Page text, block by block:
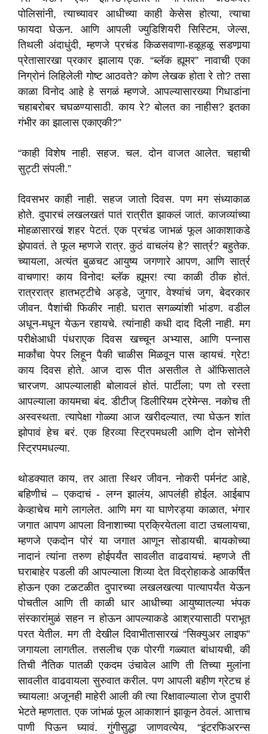
पोलिसांनी, त्याच्यावर आधीच्या काही केसेस होत्या, त्याचा
फायदा घेऊन. आणि आपली ज्युडिशियरी सिस्टिम, जेल्स,
तिथली अंदाधुंदी, म्हणजे प्रचंड किळसवाणा-हळूहळू सडणार्‍या
प्रेतासारखा प्रकार झालाय एक. “ब्लॅक ह्यूमर” नावाची एका
निग्रोनं लिहिलेली गोष्ट आठवते? कोण लेखक होता रे तो? तसा
काळा विनोद आहे हे सगळं म्हणजे. आपल्यासारख्या गिधाडांना
चहाबरोबर चघळण्यासाठी. काय रे? बोलत का नाहीस? इतका
गंभीर का झालास एकाएकी?”
“काही विशेष नाही. सहज. चल. दोन वाजत आलेत. चहाची
सुट्टी संपली.”
दिवसभर काही नाही. सहज जातो दिवस. पण मग संध्याकाळ
होते. दुपारचं लखलखतं पातं रात्रीत झाकलं जातं. काजव्यांच्या
मोहळासारखं शहर पेटतं. एक प्रचंड जाभळं फूल आकाशाकडे
झेपावतं. ते फूल म्हणजे रात्र. कुठं वाचलंय हे? सार्त्र? बहुतेक.
च्यायला, अत्यंत बुळचट आयुष्य जगणारे आपण, आणि सार्त्र
वाचणार! काय विनोद! ब्लॅक ह्यूमर! त्या काळी ठीक होतं.
रात्ररात्र हातभट्टीचे अड्डे, जुगार, वेश्यांचं जग, बेदरकार
जीवन. पैशांची फिकीर नाही. घरात सगळ्यांशी भांडण. वडील
अधून-मधून येऊन रहायचे. त्यांनाही कधी दाद दिली नाही. मग
परीक्षेआधी पंधराएक दिवस खच्चून अभ्यास, आणि पन्नास
मार्कांचा पेपर लिहून पैकी चाळीस मिळवून पास व्हायचं. ग्रेट!
काय दिवस होते. आज दारू पीत असतील ते ऑफिसातले
चारजण. आपल्यालाही बोलावलं होतं. पार्टीला; पण तो रस्ता
आपल्याला कायमचा बंद. डीटीज् डिलीरियम ट्रेमेन्स. नकोच ती
अस्वस्थता. त्यापेक्षा गोळ्या आज खरीदल्यात, त्या घेऊन शांत
झोपावं हेच बरं. एक हिरव्या स्ट्रिपमधली आणि दोन सोनेरी
स्ट्रिपमधल्या.
थोडक्यात काय, तर आता स्थिर जीवन. नोकरी पर्मनंट आहे,
बहिणीचं – एकदाचं - लग्न झालंय, आपलंही होईल. आईबाप
केव्हाचेच मागे लागलेत. आणि मग या घाणेरड्या काळात, भंगार
जगात आपण आपला विनाशाच्या प्रक्रियेतला वाटा उचलायचा,
म्हणजे एकदोन पोरं या जगात आणून सोडायची. बायकोच्या
नादानं त्यांना तरुण होईपर्यंत सावलीत वाढवायचं. म्हणजे ती
घराबाहेर पडली की आपल्याला शिव्या देत विद्रोहाकडे आकर्षित
होऊन एका टळटळीत दुपारच्या लखलखत्या पात्यापर्यंत येऊन
पोचतील आणि ती काळी धार आधीच्या आयुष्यातल्या भंपक
संस्कारांमुळं सहन न होऊन आपल्याकडे आश्रयासाठी पराभूत
परत येतील. मग ती देखील दिवाभीतासारखं “सिक्युअर लाइफ”
जगायला लागतील. तसलीच एक पोरगी गळ्यात बांधायची, की
तिची नैतिक पातळी एकदम उंचावेल आणि ती तिच्या मुलांना
सावलीत वाढवायला सुरुवात करील. पण आपली बहीण ग्रेटच हं
च्यायला! अजूनही माहेरी आली की त्या रिक्षावाल्याला रोज दुपारी
भेटते म्हणतात. एक जांभळं फूल आकाशानं झाकून ठेवलं. आत्ताच
पाणी पिऊन घ्यावं. गुंगीसुद्धा जाणवत्येय, “इंटरफिअरन्स